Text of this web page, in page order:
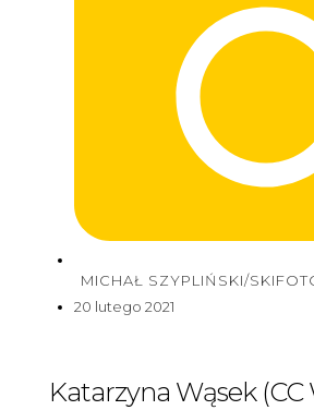
MICHAŁ SZYPLIŃSKI/
20 lutego 2021
Katarzyna Wąsek (CC